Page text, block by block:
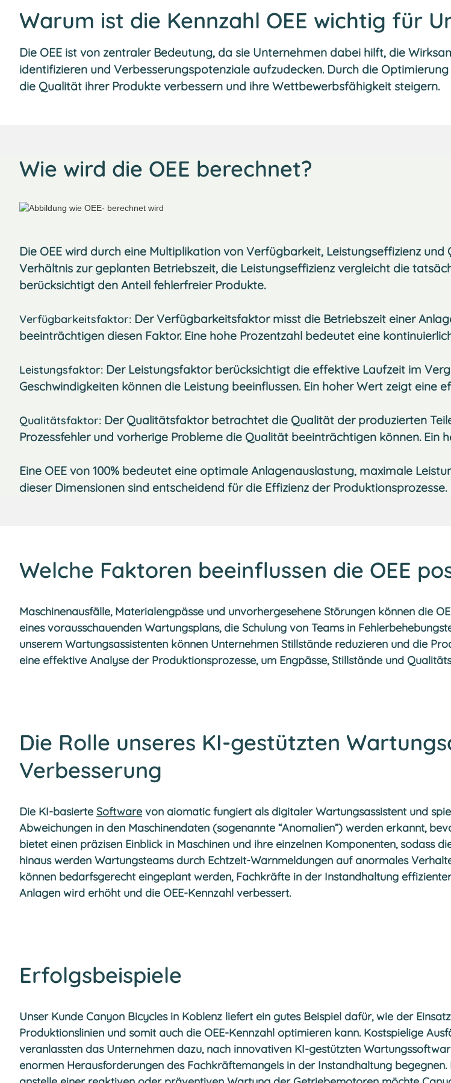
Warum ist die Kennzahl OEE wichtig für
Die OEE ist von zentraler Bedeutung, da sie Unternehmen dabei hilft, die
identifizieren und Verbesserungspotenziale aufzudecken. Durch die
die Qualität ihrer Produkte verbessern und ihre Wettbewerbsfähigkeit steigern.
Wie wird die OEE berechnet?
Die OEE wird durch eine Multiplikation von Verfügbarkeit, Leistungseffizienz
Verhältnis zur geplanten Betriebszeit, die Leistungseffizienz vergleicht die
berücksichtigt den Anteil fehlerfreier Produkte.
Verfügbarkeitsfaktor: Der Verfügbarkeitsfaktor misst die Betriebszeit einer
beeinträchtigen diesen Faktor. Eine hohe Prozentzahl bedeutet eine
Leistungsfaktor: Der Leistungsfaktor berücksichtigt die effektive Laufzeit im
Geschwindigkeiten können die Leistung beeinflussen. Ein hoher Wert zeigt eine
Qualitätsfaktor: Der Qualitätsfaktor betrachtet die Qualität der produzierten
Prozessfehler und vorherige Probleme die Qualität beeinträchtigen können.
Eine OEE von 100% bedeutet eine optimale Anlagenauslastung, maximale
dieser Dimensionen sind entscheidend für die Effizienz der Produktionsprozesse.
Welche Faktoren beeinflussen die OEE
Maschinenausfälle, Materialengpässe und unvorhergesehene Störungen können die
eines vorausschauenden Wartungsplans, die Schulung von Teams in
unserem Wartungsassistenten können Unternehmen Stillstände reduzieren und die
eine effektive Analyse der Produktionsprozesse, um Engpässe, Stillstände und
Die Rolle unseres KI-gestützten
Verbesserung
Die KI-basierte Software von aiomatic fungiert als digitaler Wartungsassistent und
Abweichungen in den Maschinendaten (sogenannte “Anomalien”) werden erkannt,
bietet einen präzisen Einblick in Maschinen und ihre einzelnen Komponenten, sodass
hinaus werden Wartungsteams durch Echtzeit-Warnmeldungen auf anormales
können bedarfsgerecht eingeplant werden, Fachkräfte in der Instandhaltung
Anlagen wird erhöht und die OEE-Kennzahl verbessert.
Erfolgsbeispiele
Unser Kunde Canyon Bicycles in Koblenz liefert ein gutes Beispiel dafür, wie der
Produktionslinien und somit auch die OEE-Kennzahl optimieren kann. Kostspielige
veranlassten das Unternehmen dazu, nach innovativen KI-gestützten
enormen Herausforderungen des Fachkräftemangels in der Instandhaltung